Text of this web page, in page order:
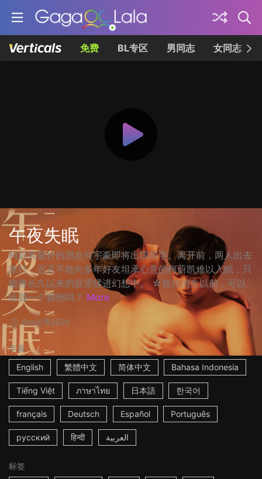
免费 BL专区 男同志 女同志
午夜失眠
柯蔚凯最好的朋友何宇豪即将出国留学。离开前，两人出去
旅行，迟迟不敢向多年好友坦承心意的柯蔚凯难以入眠，只
能将长久以来的欲望揉进幻想中。 ☆在你消失以前，可以
给我一个拥抱吗？ More
8m台湾2020
字幕
English
繁體中文 简体中文 Bahasa Indonesia
Tiếng Việt ภาษาไทย 日本語 한국어
français Deutsch Español Português
русский हिन्दी العربية
标签